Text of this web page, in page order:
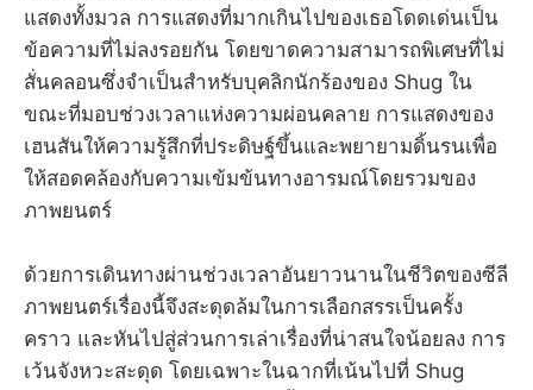
แสดงทั้งมวล การแสดงที่มากเกินไปของเธอโดดเด่นเป็น
ข้อความที่ไม่ลงรอยกัน โดยขาดความสามารถพิเศษที่ไม่
สั่นคลอนซึ่งจำเป็นสำหรับบุคลิกนักร้องของ Shug ใน
ขณะที่มอบช่วงเวลาแห่งความผ่อนคลาย การแสดงของ
เฮนสันให้ความรู้สึกที่ประดิษฐ์ขึ้นและพยายามดิ้นรนเพื่อ
ให้สอดคล้องกับความเข้มข้นทางอารมณ์โดยรวมของ
ภาพยนตร์
ด้วยการเดินทางผ่านช่วงเวลาอันยาวนานในชีวิตของซีลี
ภาพยนตร์เรื่องนี้จึงสะดุดล้มในการเลือกสรรเป็นครั้ง
คราว และหันไปสู่ส่วนการเล่าเรื่องที่น่าสนใจน้อยลง การ
เว้นจังหวะสะดุด โดยเฉพาะในฉากที่เน้นไปที่ Shug